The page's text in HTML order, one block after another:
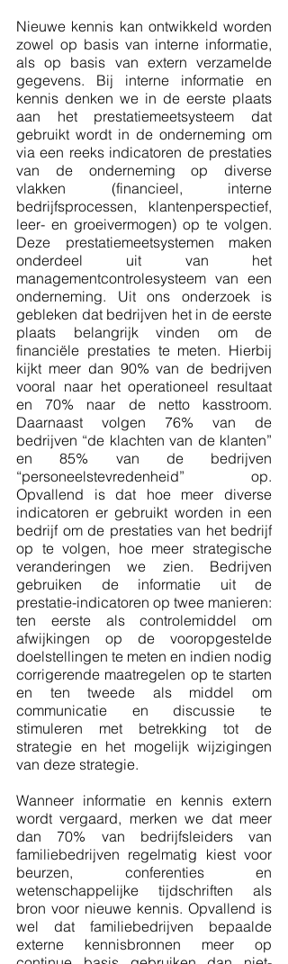
Nieuwe kennis kan ontwikkeld worden
zowel op basis van interne informatie,
als op basis van extern verzamelde
gegevens. Bij interne informatie en
kennis denken we in de eerste plaats
aan het prestatiemeetsysteem dat
gebruikt wordt in de onderneming om
via een reeks indicatoren de prestaties
van de onderneming op diverse
vlakken (financieel, interne
bedrijfsprocessen, klantenperspectief,
leer- en groeivermogen) op te volgen.
Deze prestatiemeetsystemen maken
onderdeel uit van het
managementcontrolesysteem van een
onderneming. Uit ons onderzoek is
gebleken dat bedrijven het in de eerste
plaats belangrijk vinden om de
financiële prestaties te meten. Hierbij
kijkt meer dan 90% van de bedrijven
vooral naar het operationeel resultaat
en 70% naar de netto kasstroom.
Daarnaast volgen 76% van de
bedrijven “de klachten van de klanten”
en 85% van de bedrijven
“personeelstevredenheid” op.
Opvallend is dat hoe meer diverse
indicatoren er gebruikt worden in een
bedrijf om de prestaties van het bedrijf
op te volgen, hoe meer strategische
veranderingen we zien. Bedrijven
gebruiken de informatie uit de
prestatie-indicatoren op twee manieren:
ten eerste als controlemiddel om
afwijkingen op de vooropgestelde
doelstellingen te meten en indien nodig
corrigerende maatregelen op te starten
en ten tweede als middel om
communicatie en discussie te
stimuleren met betrekking tot de
strategie en het mogelijk wijzigingen
van deze strategie.
Wanneer informatie en kennis extern
wordt vergaard, merken we dat meer
dan 70% van bedrijfsleiders van
familiebedrijven regelmatig kiest voor
beurzen, conferenties en
wetenschappelijke tijdschriften als
bron voor nieuwe kennis. Opvallend is
wel dat familiebedrijven bepaalde
externe kennisbronnen meer op